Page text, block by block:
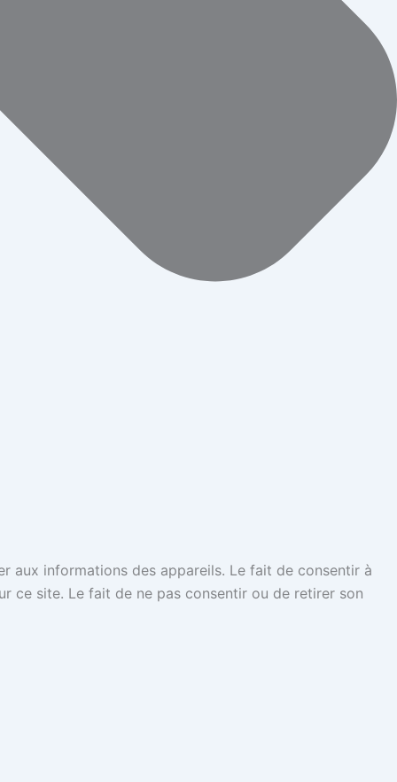
aux informations des appareils. Le fait de consentir à
ce site. Le fait de ne pas consentir ou de retirer son